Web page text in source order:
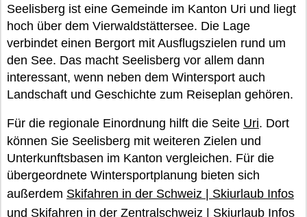
Seelisberg ist eine Gemeinde im Kanton Uri und liegt
hoch über dem Vierwaldstättersee. Die Lage
verbindet einen Bergort mit Ausflugszielen rund um
den See. Das macht Seelisberg vor allem dann
interessant, wenn neben dem Wintersport auch
Landschaft und Geschichte zum Reiseplan gehören.
Für die regionale Einordnung hilft die Seite Uri. Dort
können Sie Seelisberg mit weiteren Zielen und
Unterkunftsbasen im Kanton vergleichen. Für die
übergeordnete Wintersportplanung bieten sich
außerdem Skifahren in der Schweiz | Skiurlaub Infos
und Skifahren in der Zentralschweiz | Skiurlaub Infos